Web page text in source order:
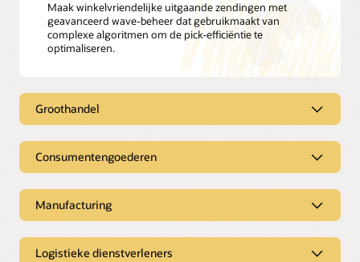
Maak winkelvriendelijke uitgaande zendingen met
geavanceerd wave-beheer dat gebruikmaakt van
complexe algoritmen om de pick-efficiëntie te
optimaliseren.
Groothandel
Groothandel
hebben van hun complete logistieke netwerk, van
distributiecentrum tot verkooplocatie. Oracle
inzicht in uw voorraden, zodat u verzekerd bent van
minder fouten in orders en u minder vaak iets niet op
Consumentengoederen
Consumentengoederen
Verbonden consumenten willen online oplossingen
waarbij de afhandelingstechnologie is afgestemd op e-
Manufacturing
Manufacturing
Logistieke dienstverleners